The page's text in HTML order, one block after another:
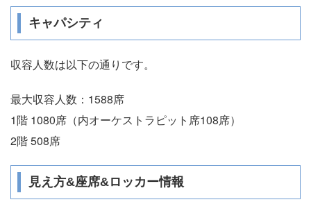
キャパシティ
収容人数は以下の通りです。
最大収容人数：1588席
1階 1080席（内オーケストラピット席108席）
2階 508席
見え方&座席&ロッカー情報